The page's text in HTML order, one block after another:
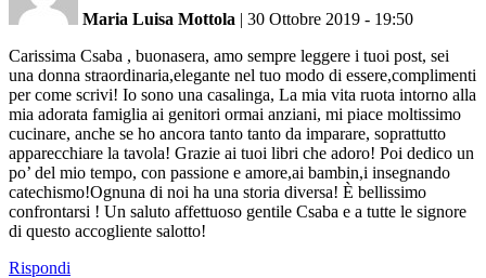
Maria Luisa Mottola | 30 Ottobre 2019 - 19:50
Carissima Csaba , buonasera, amo sempre leggere i tuoi post, sei
una donna straordinaria,elegante nel tuo modo di essere,complimenti
per come scrivi! Io sono una casalinga, La mia vita ruota intorno alla
mia adorata famiglia ai genitori ormai anziani, mi piace moltissimo
cucinare, anche se ho ancora tanto tanto da imparare, soprattutto
apparecchiare la tavola! Grazie ai tuoi libri che adoro! Poi dedico un
po’ del mio tempo, con passione e amore,ai bambin,i insegnando
catechismo!Ognuna di noi ha una storia diversa! È bellissimo
confrontarsi ! Un saluto affettuoso gentile Csaba e a tutte le signore
di questo accogliente salotto!
Rispondi